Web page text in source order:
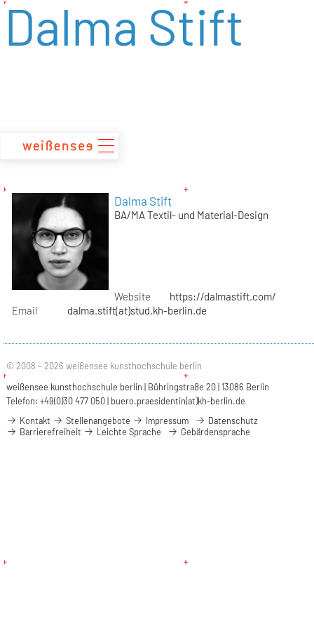
zumDalma Stift
Dalma Stift
BA/MA Textil- und Material-Design
Website
https://dalmastift.com/
Email
dalma.stift(at)stud.kh-berlin.de
© 2008 – 2026 weißensee kunsthochschule berlin
weißensee kunsthochschule berlin | Bühringstraße 20 | 13086 Berlin
Telefon: +49(0)30 477 050 | buero.praesidentin(at)kh-berlin.de
Kontakt
Stellenangebote Impressum
Datenschutz
Barrierefreiheit
Leichte Sprache Gebärdensprache